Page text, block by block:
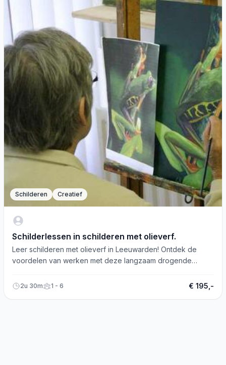
Schilderen Creatief
Schilderlessen in schilderen met olieverf.
Leer schilderen met olieverf in Leeuwarden! Ontdek de
voordelen van werken met deze langzaam drogende
2u 30m 1 - 6 € 195,-